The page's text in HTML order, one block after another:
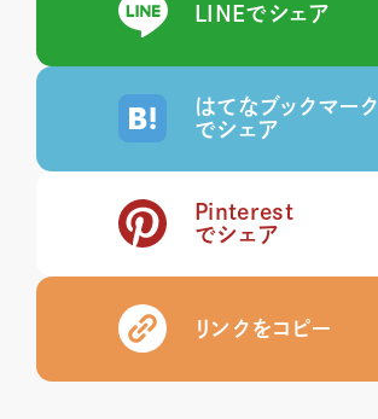
LINEでシェア
はてなブックマーク
でシェア
Pinterest
でシェア
リンクをコピー